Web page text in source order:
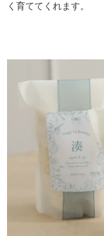
く育ててくれます。